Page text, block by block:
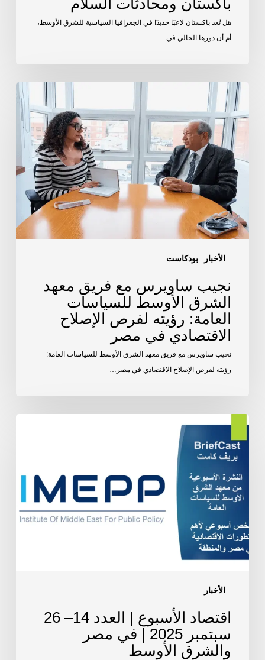
باكستان ومحادثات السلام
هل تُعد باكستان لاعبًا جديدًا في الجغرافيا السياسية للشرق الأوسط،
أم أن دورها الحالي في…
الأخبار بودكاست
نجيب
ساويرس
مع
فريق
معهد
الشرق
الأوسط
للسياسات
العامة:
رؤيته
لفرص
الإصلاح
نجيب ساويرس مع فريق معهد
الشرق الأوسط للسياسات
العامة: رؤيته لفرص الإصلاح
الاقتصادي في مصر
نجيب ساويرس مع فريق معهد الشرق الأوسط للسياسات العامة:
رؤيته لفرص الإصلاح الاقتصادي في مصر…
الأخبار
14–
26
سبتمبر
2025
في
والشرق
اقتصاد الأسبوع | العدد 14– 26
سبتمبر 2025 | في مصر
والشرق الأوسط